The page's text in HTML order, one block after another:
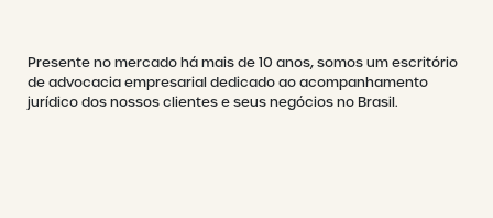
Presente no mercado há mais de 10 anos, somos um escritório
de advocacia empresarial dedicado ao acompanhamento
jurídico dos nossos clientes e seus negócios no Brasil.